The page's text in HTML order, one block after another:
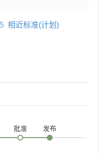
5 相近标准(计划)
批准 发布